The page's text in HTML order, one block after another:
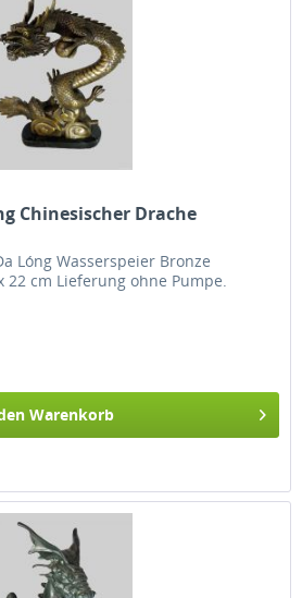
Chinesischer Drache
Lóng Wasserspeier Bronze
22 cm Lieferung ohne Pumpe.
Warenkorb